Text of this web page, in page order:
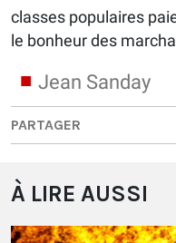
classes populaires
le bonheur des
Jean Sanday
PARTAGER
À LIRE AUSSI